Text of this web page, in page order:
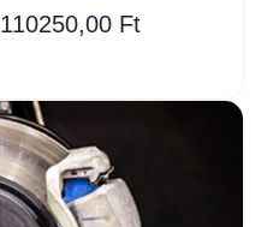
110250,00 Ft